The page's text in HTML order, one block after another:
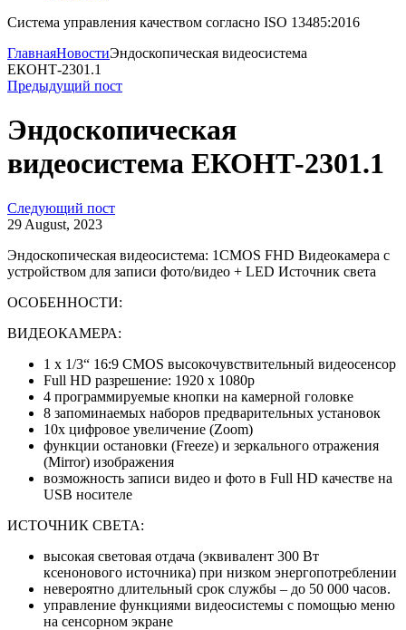
Система управления качеством согласно ISO 13485:2016
ГлавнаяНовостиЭндоскопическая видеосистема
ЕКОНТ-2301.1
Предыдущий пост
Эндоскопическая
видеосистема ЕКОНТ-2301.1
Следующий пост
29 August, 2023
Эндоскопическая видеосистема: 1CMOS FHD Видеокамера с
устройством для записи фото/видео + LED Источник света
ОСОБЕННОСТИ:
ВИДЕОКАМЕРА:
1 x 1/3“ 16:9 CMOS высокочувствительный видеосенсор
Full HD разрешение: 1920 x 1080p
4 программируемые кнопки на камерной головке
8 запоминаемых наборов предварительных установок
10x цифровое увеличение (Zoom)
функции остановки (Freeze) и зеркального отражения
(Mirror) изображения
возможность записи видео и фото в Full HD качестве на
USB носителе
ИСТОЧНИК СВЕТА:
высокая световая отдача (эквивалент 300 Вт
ксенонового источника) при низком энергопотреблении
невероятно длительный срок службы – до 50 000 часов.
управление функциями видеосистемы с помощью меню
на сенсорном экране